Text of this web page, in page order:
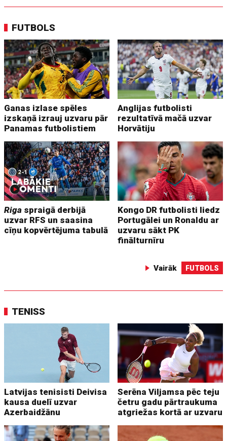
FUTBOLS
Ganas izlase spēles
izskaņā izrauj uzvaru pār
Panamas futbolistiem
Anglijas futbolisti
rezultatīvā mačā uzvar
Horvātiju
Riga spraigā derbijā
uzvar RFS un saasina
cīņu kopvērtējuma tabulā
Kongo DR futbolisti liedz
Portugālei un Ronaldu ar
uzvaru sākt PK
finālturnīru
Vairāk FUTBOLS
TENISS
Latvijas tenisisti Deivisa
kausa duelī uzvar
Azerbaidžānu
Serēna Viljamsa pēc teju
četru gadu pārtraukuma
atgriežas kortā ar uzvaru